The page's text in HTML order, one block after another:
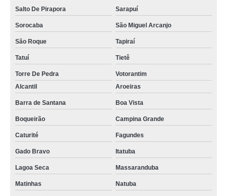
Salto De Pirapora Sarapuí
Sorocaba São Miguel Arcanjo
São Roque Tapiraí
Tatuí Tietê
Torre De Pedra
Votorantim
Alcantil
Aroeiras
Barra de Santana Boa Vista
Boqueirão Campina Grande
Caturité Fagundes
Gado Bravo Itatuba
Lagoa Seca Massaranduba
Matinhas Natuba